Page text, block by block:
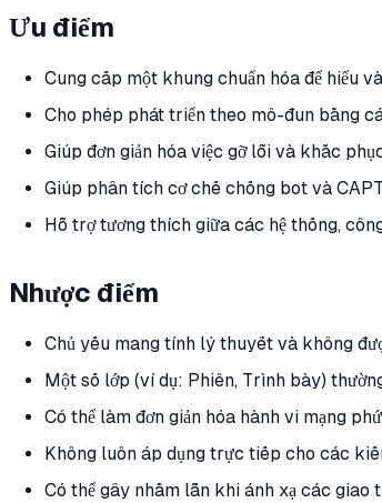
Ưu điểm
Cung cấp một khung chuẩn hóa để hiểu
Cho phép phát triển theo mô-đun bằng
Giúp đơn giản hóa việc gỡ lỗi và khắc
Giúp phân tích cơ chế chống bot và
Hỗ trợ tương thích giữa các hệ thống,
Nhược điểm
Chủ yếu mang tính lý thuyết và không
Một số lớp (ví dụ: Phiên, Trình bày)
Có thể làm đơn giản hóa hành vi mạng
Không luôn áp dụng trực tiếp cho các
Có thể gây nhầm lẫn khi ánh xạ các